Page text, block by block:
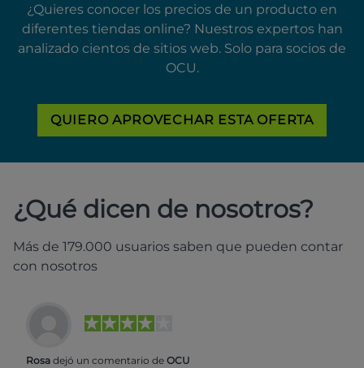
¿Quieres conocer los precios de un producto en
diferentes tiendas online? Nuestros expertos han
analizado cientos de sitios web. Solo para socios de
OCU.
QUIERO APROVECHAR ESTA OFERTA
¿Qué dicen de nosotros?
Más de 179.000 usuarios saben que pueden contar
con nosotros
Rosa dejó un comentario de OCU